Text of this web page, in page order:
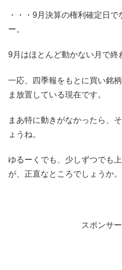
・・・9月決算の権利確定日
ー。
9月はほとんど動かない月で終
一応、四季報をもとに買い銘
ま放置している現在です。
まあ特に動きがなかったら、
ょうね。
ゆるーくでも、少しずつでも
が、正直なところでしょうか。
スポンサ